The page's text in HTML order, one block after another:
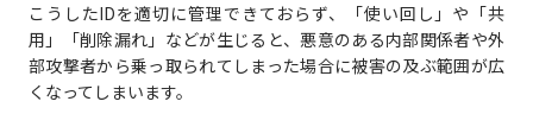
こうしたIDを適切に管理できておらず、「使い回し」や「共
用」「削除漏れ」などが生じると、悪意のある内部関係者や外
部攻撃者から乗っ取られてしまった場合に被害の及ぶ範囲が広
くなってしまいます。